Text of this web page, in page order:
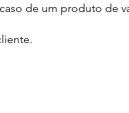
de um produto de